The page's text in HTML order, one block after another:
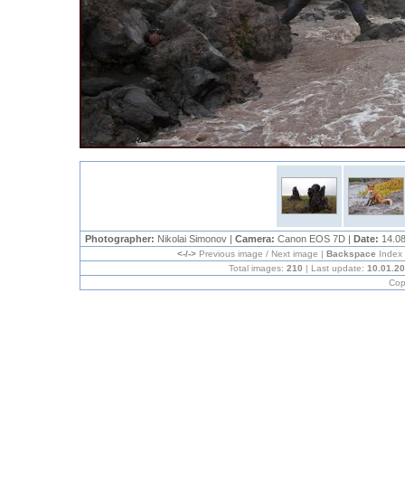
Photographer: Nikolai Simonov | Camera: Canon EOS 7D | Date:
<-/-> Previous image / Next image | Backspace
Total images: 210 | Last update: